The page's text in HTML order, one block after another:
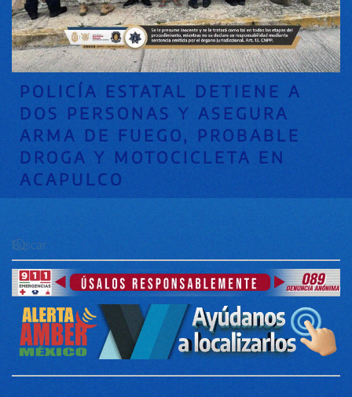
POLICÍA ESTATAL DETIENE A
DOS PERSONAS Y ASEGURA
ARMA DE FUEGO, PROBABLE
DROGA Y MOTOCICLETA EN
ACAPULCO